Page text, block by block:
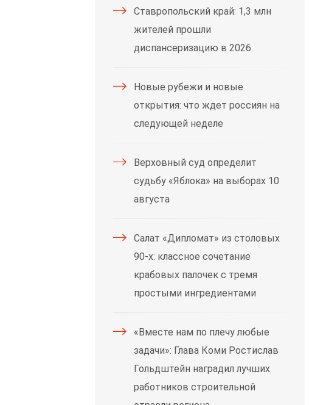
Ставропольский край: 1,3 млн
жителей прошли
диспансеризацию в 2026
Новые рубежи и новые
открытия: что ждет россиян на
следующей неделе
Верховный суд определит
судьбу «Яблока» на выборах 10
августа
Салат «Дипломат» из столовых
90-х: классное сочетание
крабовых палочек с тремя
простыми ингредиентами
«Вместе нам по плечу любые
задачи»: Глава Коми Ростислав
Гольдштейн наградил лучших
работников строительной